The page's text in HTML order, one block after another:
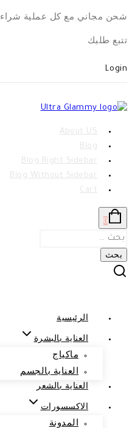
Skip
content
شحن مجاني مع كل عملية شراء
تتبع طلبك
Login
About US
Blog
Blog Right Sidebar
Blog Without Sidebar
Cart
0
البحث
عن:
الرئيسية
العناية بالبشرة
ماكياج
العناية بالجسم
العناية بالشعر
الاكسسورات
المدونة